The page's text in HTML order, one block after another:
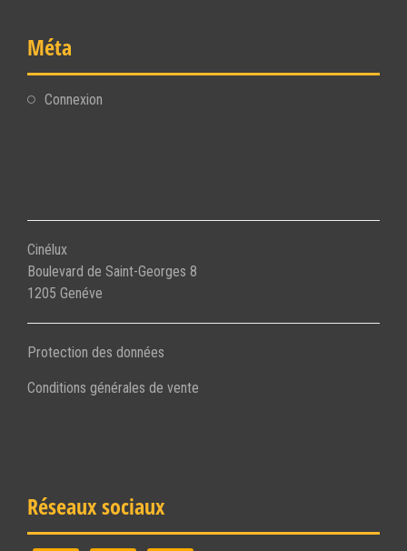
Méta
Connexion
Cinélux
Boulevard de Saint-Georges 8
1205 Genéve
Protection des données
Conditions générales de vente
Réseaux sociaux